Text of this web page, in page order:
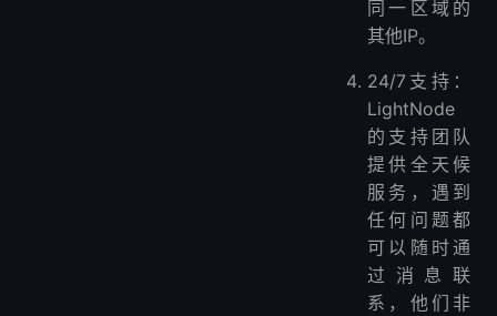
同一区域的
其他IP。
24/7支持：
LightNode
的支持团队
提供全天候
服务，遇到
任何问题都
可以随时通
过消息联
系，他们非